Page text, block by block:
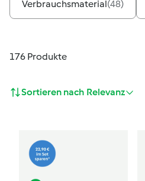
Verbrauchsmaterial(48)
176 Produkte
Sortieren nach Relevanz